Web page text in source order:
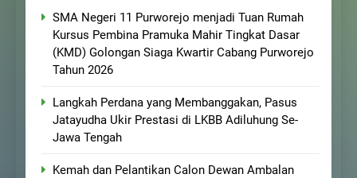
SMA Negeri 11 Purworejo menjadi Tuan Rumah
Kursus Pembina Pramuka Mahir Tingkat Dasar
(KMD) Golongan Siaga Kwartir Cabang Purworejo
Tahun 2026
Langkah Perdana yang Membanggakan, Pasus
Jatayudha Ukir Prestasi di LKBB Adiluhung Se-
Jawa Tengah
Kemah dan Pelantikan Calon Dewan Ambalan